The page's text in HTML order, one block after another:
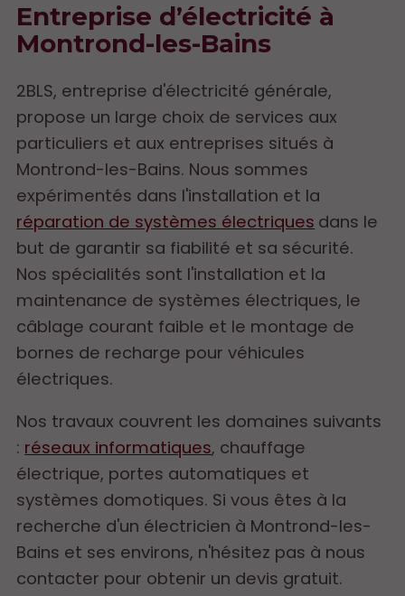
Entreprise d’électricité à
Montrond-les-Bains
2BLS, entreprise d'électricité générale,
propose un large choix de services aux
particuliers et aux entreprises situés à
Montrond-les-Bains. Nous sommes
expérimentés dans l'installation et la
réparation de systèmes électriques dans le
but de garantir sa fiabilité et sa sécurité.
Nos spécialités sont l'installation et la
maintenance de systèmes électriques, le
câblage courant faible et le montage de
bornes de recharge pour véhicules
électriques.
Nos travaux couvrent les domaines suivants
: réseaux informatiques, chauffage
électrique, portes automatiques et
systèmes domotiques. Si vous êtes à la
recherche d'un électricien à Montrond-les-
Bains et ses environs, n'hésitez pas à nous
contacter pour obtenir un devis gratuit.